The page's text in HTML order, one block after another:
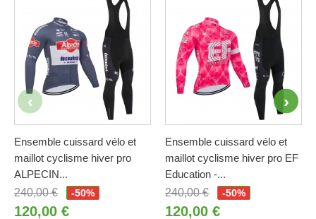
Ensemble cuissard vélo et
maillot cyclisme hiver pro
ALPECIN...
240,00 €
-50%
120,00 €
Ensemble cuissard vélo et
maillot cyclisme hiver pro EF
Education -...
240,00 €
-50%
120,00 €